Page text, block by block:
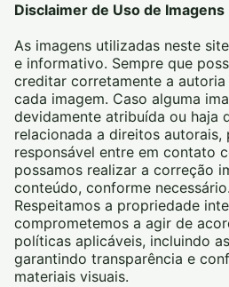
Disclaimer de Uso de Imagens
As imagens utilizadas neste
e informativo. Sempre que
creditar corretamente a
cada imagem. Caso alguma
devidamente atribuída ou haja
relacionada a direitos autorais,
responsável entre em contato
possamos realizar a correção
conteúdo, conforme necessário.
Respeitamos a propriedade
comprometemos a agir de
políticas aplicáveis, incluindo
garantindo transparência e
materiais visuais.